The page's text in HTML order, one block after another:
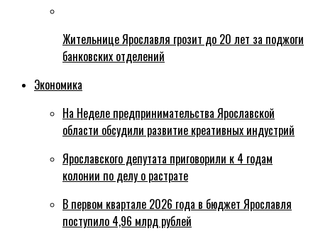
Жительнице Ярославля грозит до 20 лет за поджоги
банковских отделений
Экономика
На Неделе предпринимательства Ярославской
области обсудили развитие креативных индустрий
Ярославского депутата приговорили к 4 годам
колонии по делу о растрате
В первом квартале 2026 года в бюджет Ярославля
поступило 4,96 млрд рублей